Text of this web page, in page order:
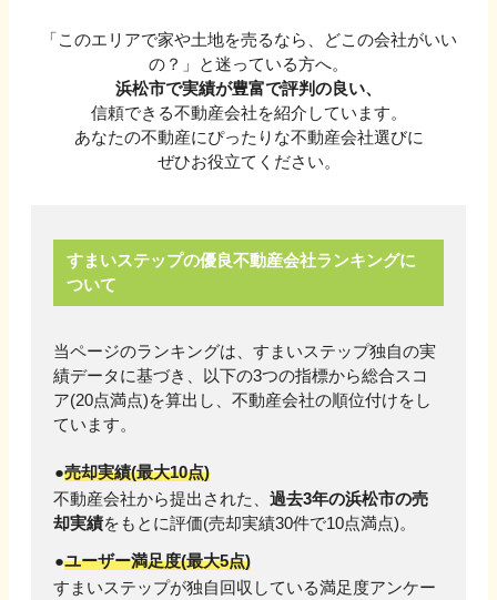
「このエリアで家や土地を売るなら、どこの会社がいい
の？」と迷っている方へ。
浜松市で実績が豊富で評判の良い、
信頼できる不動産会社を紹介しています。
あなたの不動産にぴったりな不動産会社選びに
ぜひお役立てください。
すまいステップの優良不動産会社ランキングに
ついて
当ページのランキングは、すまいステップ独自の実
績データに基づき、以下の3つの指標から総合スコ
ア(20点満点)を算出し、不動産会社の順位付けをし
ています。
売却実績(最大10点)
不動産会社から提出された、 過去3年の浜松市の売
却実績をもとに評価(売却実績30件で10点満点)。
ユーザー満足度(最大5点)
すまいステップが独自回収している満足度アンケー